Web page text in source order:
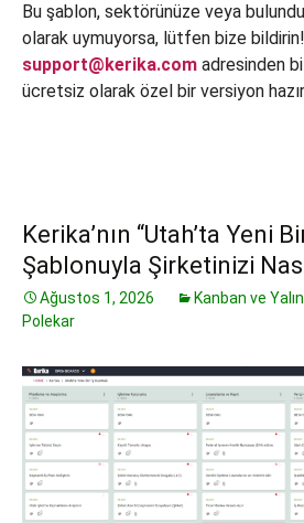
Bu şablon, sektörünüze veya
olarak uymuyorsa, lütfen bize bildirin!
support@kerika.com adresinden
ücretsiz olarak özel bir versiyon
Kerika’nın “Utah’ta Yeni
Şablonuyla Şirketinizi
Ağustos 1, 2026 Kanban ve
Polekar